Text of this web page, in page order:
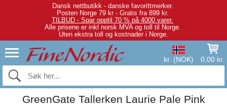
Dansk nettbutikk - danske favorittmerker.
Posten Norge 79 kr - Gratis fra 899 kr.
TILBUD - Spar opptil 70 % på 4000 varer.
Alle prisene er inkl norsk MVA og toll til Norge.
Uten ekstra toll og kostnader i Norge.
kr. (NOK) 0,00 kr.
GreenGate Tallerken Laurie Pale Pink